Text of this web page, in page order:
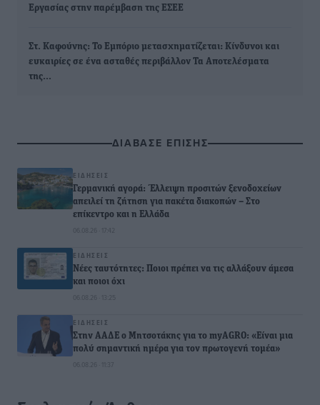
Εργασίας στην παρέμβαση της ΕΣΕΕ
Στ. Καφούνης: Το Εμπόριο μετασχηματίζεται: Κίνδυνοι και
ευκαιρίες σε ένα ασταθές περιβάλλον Τα Αποτελέσματα
της…
ΔΙΑΒΑΣΕ ΕΠΙΣΗΣ
ΕΙΔΉΣΕΙΣ
Γερμανική αγορά: Έλλειψη προσιτών ξενοδοχείων
απειλεί τη ζήτηση για πακέτα διακοπών – Στο
επίκεντρο και η Ελλάδα
06.08.26 · 17:42
ΕΙΔΉΣΕΙΣ
Νέες ταυτότητες: Ποιοι πρέπει να τις αλλάξουν άμεσα
και ποιοι όχι
06.08.26 · 13:25
ΕΙΔΉΣΕΙΣ
Στην ΑΑΔΕ ο Μητσοτάκης για το myAGRO: «Είναι μια
πολύ σημαντική ημέρα για τον πρωτογενή τομέα»
06.08.26 · 11:37